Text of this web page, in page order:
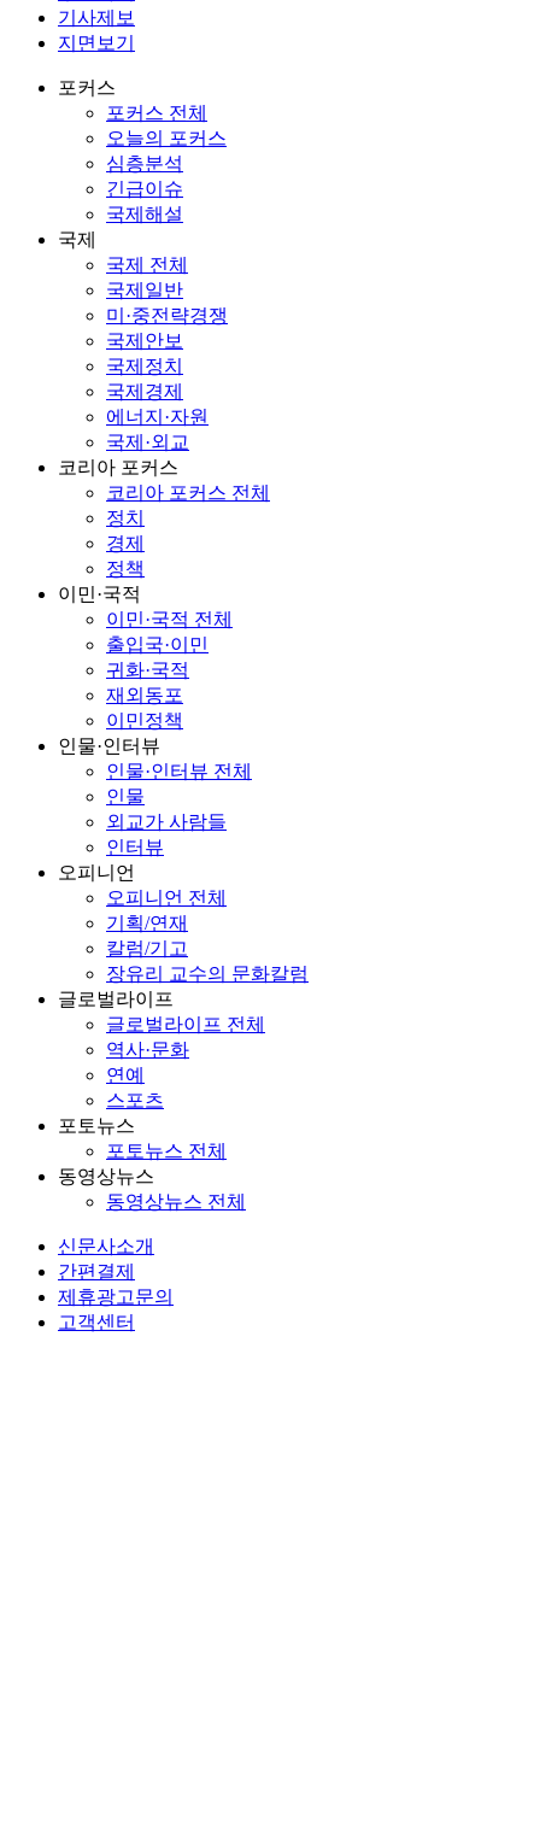
기사제보
지면보기
포커스
포커스 전체
오늘의 포커스
심층분석
긴급이슈
국제해설
국제
국제 전체
국제일반
미·중전략경쟁
국제안보
국제정치
국제경제
에너지·자원
국제·외교
코리아 포커스
코리아 포커스 전체
정치
경제
정책
이민·국적
이민·국적 전체
출입국·이민
귀화·국적
재외동포
이민정책
인물·인터뷰
인물·인터뷰 전체
인물
외교가 사람들
인터뷰
오피니언
오피니언 전체
기획/연재
칼럼/기고
장유리 교수의 문화칼럼
글로벌라이프
글로벌라이프 전체
역사·문화
연예
스포츠
포토뉴스
포토뉴스 전체
동영상뉴스
동영상뉴스 전체
신문사소개
간편결제
제휴광고문의
고객센터